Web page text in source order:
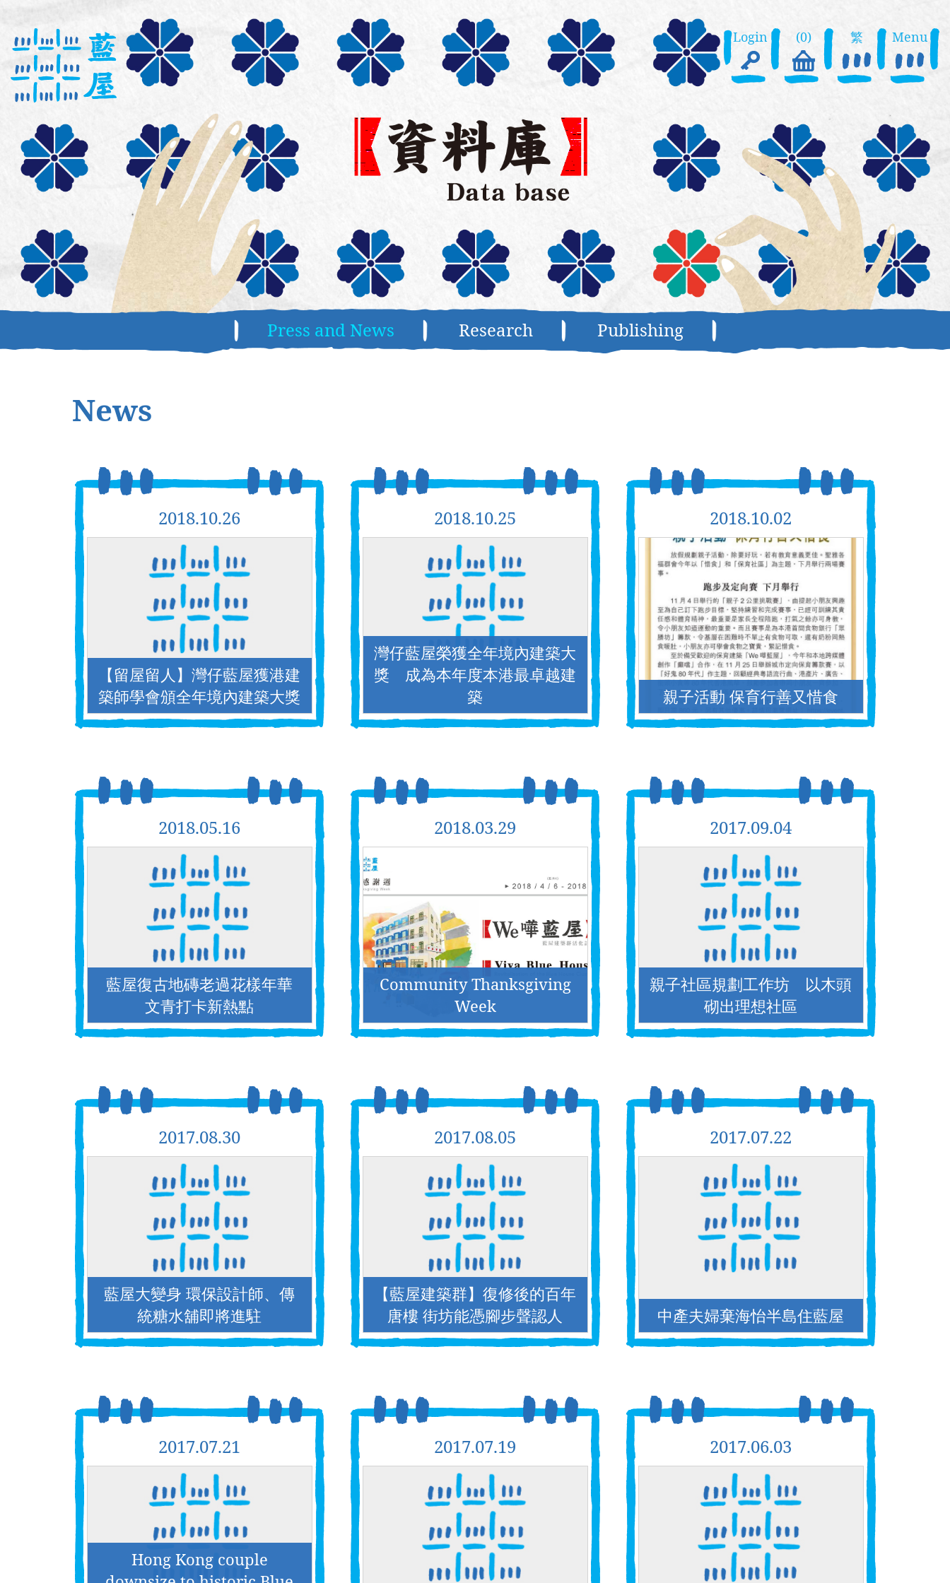
Login (0) 繁 Menu
Press and News Research Publishing
News
2018.10.26
【留屋留人】灣仔藍屋獲港建
築師學會頒全年境內建築大獎
2018.10.25
灣仔藍屋榮獲全年境內建築大
獎 成為本年度本港最卓越建
築
2018.10.02
親子活動 保育行善又惜食
2018.05.16
藍屋復古地磚老過花樣年華
文青打卡新熱點
2018.03.29
Community Thanksgiving
Week
2017.09.04
親子社區規劃工作坊 以木頭
砌出理想社區
2017.08.30
藍屋大變身 環保設計師、傳
統糖水舖即將進駐
2017.08.05
【藍屋建築群】復修後的百年
唐樓 街坊能憑腳步聲認人
2017.07.22
中產夫婦棄海怡半島住藍屋
2017.07.21
Hong Kong couple
2017.07.19 2017.06.03